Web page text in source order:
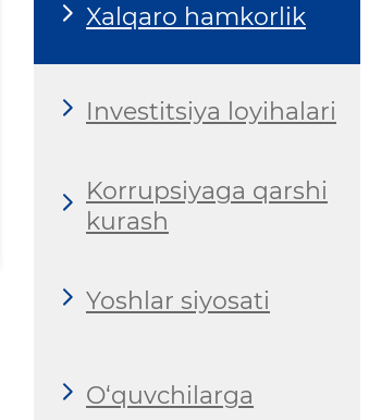
Xalqaro hamkorlik
Investitsiya loyihalari
Korrupsiyaga qarshi
kurash
Yoshlar siyosati
O‘quvchilarga